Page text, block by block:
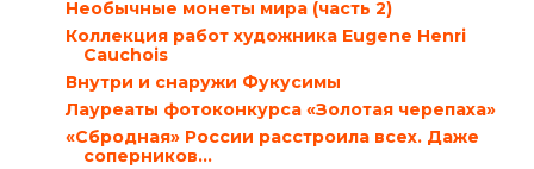
Необычные монеты мира (часть 2)
Коллекция работ художника Eugene Henri
Cauchois
Внутри и снаружи Фукусимы
Лауреаты фотоконкурса «Золотая черепаха»
«Сбродная» России расстроила всех. Даже
соперников…